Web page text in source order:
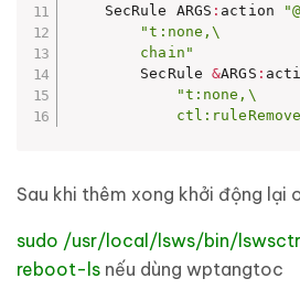
    SecRule ARGS
: action
"t:none,\
        chain"
        SecRule
&ARGS :
"t:none,\
Sau khi thêm xong khởi động lại
sudo /usr/local/lsws/bin/
reboot-ls nếu dùng wptangtoc